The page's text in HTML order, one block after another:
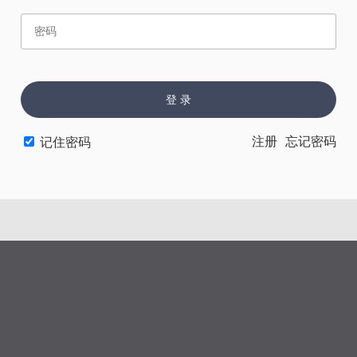
赏 催 票
登 录
记住密码 忘记密码
注册